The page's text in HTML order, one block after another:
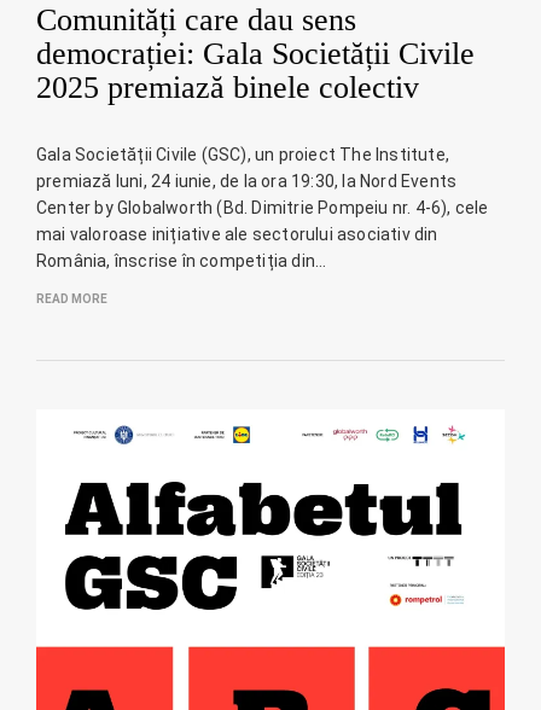
Comunități care dau sens
democrației: Gala Societății Civile
2025 premiază binele colectiv
Gala Societății Civile (GSC), un proiect The Institute,
premiază luni, 24 iunie, de la ora 19:30, la Nord Events
Center by Globalworth (Bd. Dimitrie Pompeiu nr. 4-6), cele
mai valoroase inițiative ale sectorului asociativ din
România, înscrise în competiția din…
READ MORE